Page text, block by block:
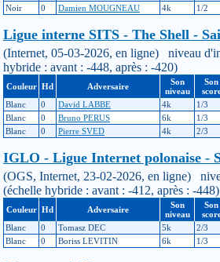
Noir 0 Damien MOUGNEAU 4k 1/2
Ligue interne SITS - The Shell -
(Internet, 05-03-2026, en ligne) niveau
hybride : avant : -448, après : -420)
Couleur Hd Adversaire
Son
niveau
Son
Blanc
0 David LABBE 4k 1/3
Blanc
0 Bruno PERUS 6k 1/3
Blanc
0 Pierre SVED 4k 2/3
IGLO - Ligue Internet polonaise -
(OGS, Internet, 23-02-2026, en ligne)
(échelle hybride : avant : -412, après : -448)
Couleur Hd Adversaire
Son
niveau
Son
Blanc
0 Tomasz DEC 5k 2/3
Blanc
0 Boriss LEVITIN 6k 1/3